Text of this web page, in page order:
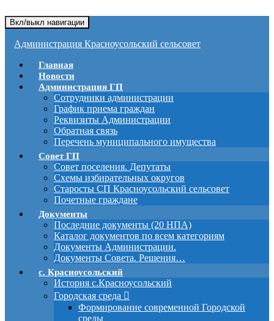
Вкл/выкл навигации
Администрация Красноусольский сельсовет
Главная
Новости
Администрация ГП
Сотрудники администрации
График приема граждан
Реквизиты Администрации
Обратная связь
Перечень муниципального имущества
Совет ГП
Совет поселения. Депутаты
Схемы избирательных округов
Старосты СП Красноусольский сельсовет
Почетные граждане
Документы
Последние документы (20 НПА)
Каталог документов по всем категориям
Документы Администрации.
Документы Совета. Решения…
с. Красноусольский
История с.Красноусольский
Городская среда
Формирование современной Городской
среды